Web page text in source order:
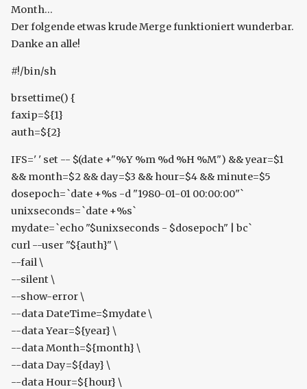
Month...
Der folgende etwas krude Merge funktioniert wunderbar.
Danke an alle!
#!/bin/sh
brsettime() {
faxip=${1}
auth=${2}
IFS=' ' set -- $(date +"%Y %m %d %H %M") && year=$1
&& month=$2 && day=$3 && hour=$4 && minute=$5
dosepoch=`date +%s -d "1980-01-01 00:00:00"`
unixseconds=`date +%s`
mydate=`echo "$unixseconds - $dosepoch" | bc`
curl --user "${auth}" \
--fail \
--silent \
--show-error \
--data DateTime=$mydate \
--data Year=${year} \
--data Month=${month} \
--data Day=${day} \
--data Hour=${hour} \